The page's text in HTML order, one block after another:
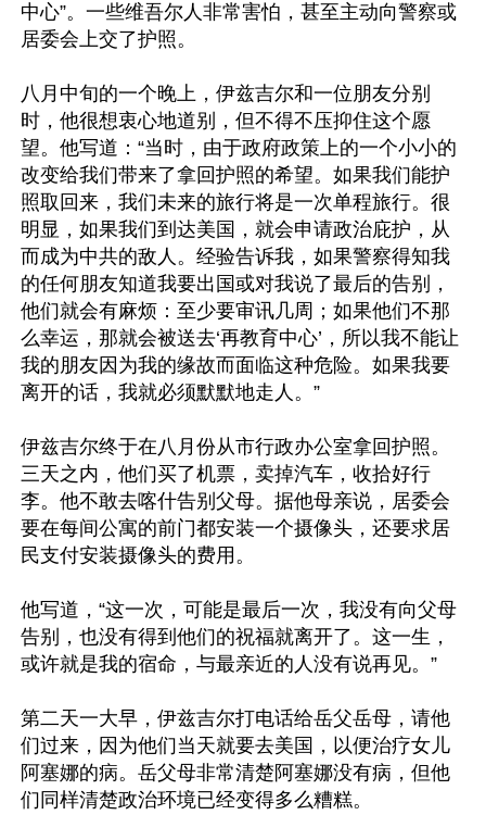
中心”。一些维吾尔人非常害怕，甚至主动向警察或
居委会上交了护照。
八月中旬的一个晚上，伊兹吉尔和一位朋友分别
时，他很想衷心地道别，但不得不压抑住这个愿
望。他写道：“当时，由于政府政策上的一个小小的
改变给我们带来了拿回护照的希望。如果我们能护
照取回来，我们未来的旅行将是一次单程旅行。很
明显，如果我们到达美国，就会申请政治庇护，从
而成为中共的敌人。经验告诉我，如果警察得知我
的任何朋友知道我要出国或对我说了最后的告别，
他们就会有麻烦：至少要审讯几周；如果他们不那
么幸运，那就会被送去‘再教育中心’，所以我不能让
我的朋友因为我的缘故而面临这种危险。如果我要
离开的话，我就必须默默地走人。”
伊兹吉尔终于在八月份从市行政办公室拿回护照。
三天之内，他们买了机票，卖掉汽车，收拾好行
李。他不敢去喀什告别父母。据他母亲说，居委会
要在每间公寓的前门都安装一个摄像头，还要求居
民支付安装摄像头的费用。
他写道，“这一次，可能是最后一次，我没有向父母
告别，也没有得到他们的祝福就离开了。这一生，
或许就是我的宿命，与最亲近的人没有说再见。”
第二天一大早，伊兹吉尔打电话给岳父岳母，请他
们过来，因为他们当天就要去美国，以便治疗女儿
阿塞娜的病。岳父母非常清楚阿塞娜没有病，但他
们同样清楚政治环境已经变得多么糟糕。